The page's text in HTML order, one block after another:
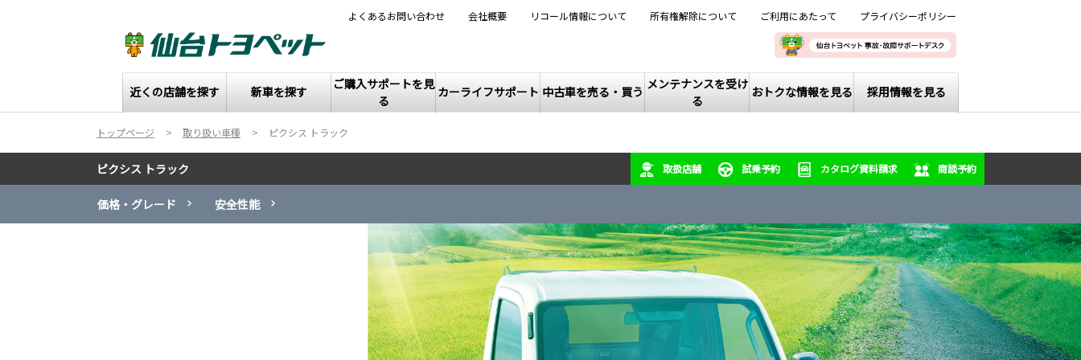
近くの店舗を探す 新車を探す
ご購入サポートを見
る
カーライフサポート 中古車を売る・買う メンテナンスを受け
る
おトクな情報を見る 採用情報を見る
よくあるお問い合わせ 会社概要 リコール情報について 所有権解除について ご利用にあたって プライバシーポリシー
トップページ 取り扱い車種 ピクシス トラック
ピクシス トラック 取扱店舗 試乗予約 カタログ資料請求 商談予約
価格・グレード 安全性能